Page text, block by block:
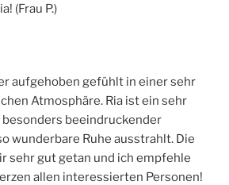
(Frau P.)
aufgehoben gefühlt in einer sehr
Atmosphäre. Ria ist ein sehr
beeindruckender
wunderbare Ruhe ausstrahlt. Die
sehr gut getan und ich empfehle
allen interessierten Personen!